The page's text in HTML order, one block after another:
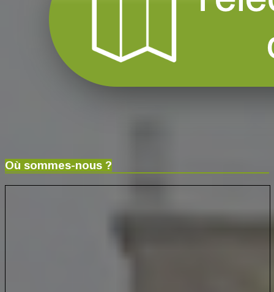
Où sommes-nous ?